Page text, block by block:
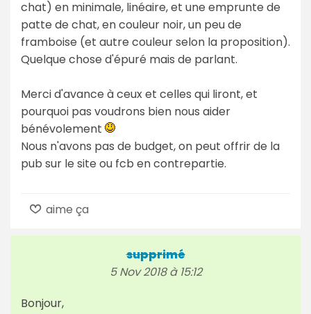
chat) en minimale, linéaire, et une emprunte de
patte de chat, en couleur noir, un peu de
framboise (et autre couleur selon la proposition).
Quelque chose d'épuré mais de parlant.
Merci d'avance à ceux et celles qui liront, et
pourquoi pas voudrons bien nous aider
bénévolement
Nous n'avons pas de budget, on peut offrir de la
pub sur le site ou fcb en contrepartie.
aime ça
supprimé
5 Nov 2018 à 15:12
Bonjour,